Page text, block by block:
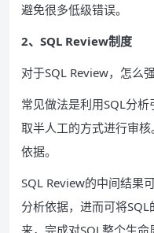
避免很多低级错误。
2、SQL Review制度
对于SQL Review，怎么
常见做法是利用SQL分
取半人工的方式进行审
依据。
SQL Review的中间结果
分析依据，进而可将
来，完成对SQL整个生命